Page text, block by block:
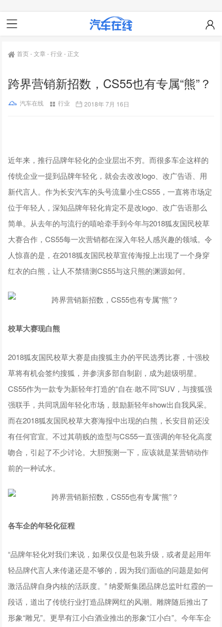
首页-文章-行业 - 正文
跨界营销新招数，CS55也有专属“熊”？
汽车在线 行业 2018年 7月 16日
近年来，推行品牌年轻化的企业层出不穷。而很多车企这样的
传统企业一提到品牌年轻化，就会去改改logo、改广告语、用
新代言人。作为长安汽车的头号流量小生CS55，一直将市场定
位于年轻人，深知品牌年轻化肯定不是改logo、改广告语那么
简单。从去年的与流行的嘻哈牵手到今年与2018狐友国民校草
大赛合作，CS55每一次营销都在深入年轻人感兴趣的领域。令
人惊喜的是，在2018狐友国民校草宣传海报上出现了一个身穿
红衣的白熊，让人不禁猜测CS55与这只熊的渊源如何。
校草大赛现白熊
2018狐友国民校草大赛是由搜狐主办的平民选秀比赛，十强校
草将有机会签约搜狐，并参演多部自制剧，成为超级明星。
CS55作为一款专为新轻年打造的“自在·敢不同”SUV，与搜狐强
强联手，共同巩固年轻化市场，鼓励新轻年show出自我风采。
而在2018狐友国民校草大赛海报中出现的白熊，长安目前还没
有任何官宣。不过其萌贱的造型与CS55一直强调的年轻化高度
吻合，引起了不少讨论。大胆预测一下，应该就是某营销动作
前的一种试水。
各车企的年轻化征程
“品牌年轻化对我们来说，如果仅仅是包装升级，或者是起用年
轻品牌代言人来传递还是不够的，因为我们面临的问题是如何
激活品牌自身内核的活跃度。” 纳爱斯集团品牌总监叶红霞的一
段话，道出了传统行业打造品牌网红的风潮。雕牌随后推出了
形象“雕兄”。更早有江小白酒业推出的形象“江小白”。今年车企